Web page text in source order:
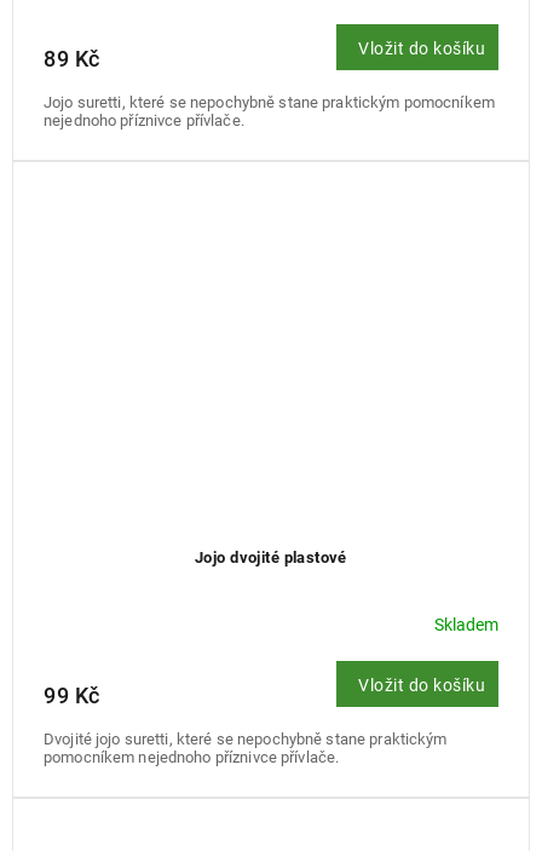
89 Kč Vložit do košíku
Jojo suretti, které se nepochybně stane praktickým pomocníkem
nejednoho příznivce přívlače.
Jojo dvojité plastové
Skladem
99 Kč Vložit do košíku
Dvojité jojo suretti, které se nepochybně stane praktickým
pomocníkem nejednoho příznivce přívlače.